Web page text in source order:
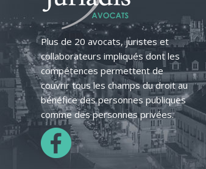
Plus de 20 avocats, juristes et
collaborateurs impliqués dont les
compétences permettent de
couvrir tous les champs du droit au
bénéfice des personnes publiques
comme des personnes privées.